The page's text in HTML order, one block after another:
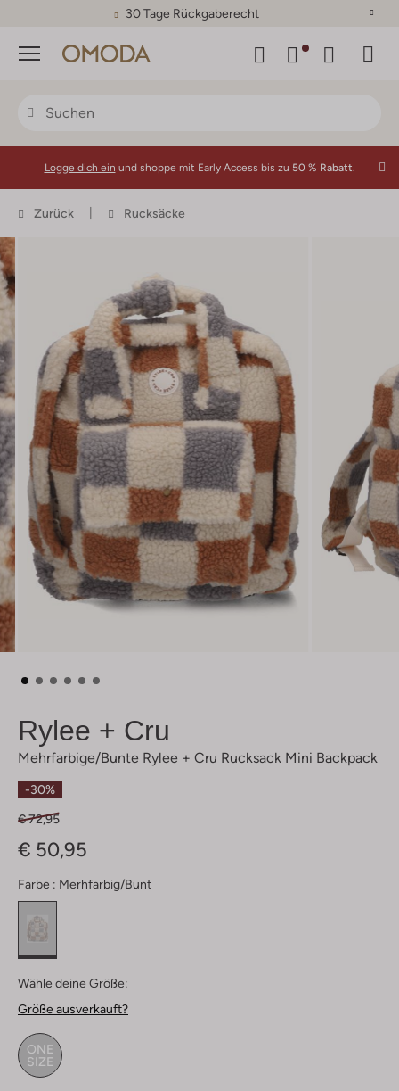
30 Tage Rückgaberecht
Menü
Logge dich ein und shoppe mit Early Access bis zu 50 % Rabatt.
Zurück Rucksäcke
Rylee + Cru
Mehrfarbige/bunte Rylee + Cru Rucksack Mini Backpack
-30%
€ 72,95
€ 50,95
Farbe : Merhfarbig/bunt
Wähle deine Größe:
Größe ausverkauft?
ONE
SIZE